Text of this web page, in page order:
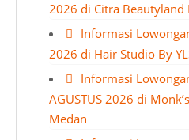
2026 di Citra Beautyland
Informasi
2026 di Hair Studio By
Informasi
AGUSTUS 2026 di
Medan